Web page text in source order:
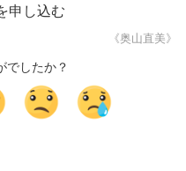
申し込む
《奥山直美》
でしたか？